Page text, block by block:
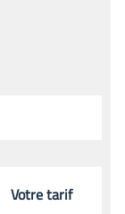
Votre tarif